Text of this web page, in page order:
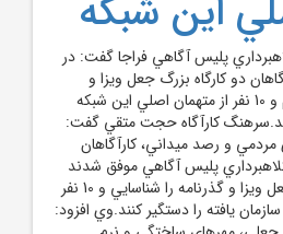
اين شبکه
پليس آگاهي فراجا گفت: در
دو کارگاه بزرگ جعل ويزا و
گذرنامه شناسايي و منهدم و 10 نفر از متهمان اصلي اين شبکه
کارآگاه حجت متقي گفت:
و رصد ميداني، کارآگاهان
پليس آگاهي موفق شدند
دو کارگاه فعال در زمينه جعل ويزا و گذرنامه را شناسايي و 10 نفر
يافته را دستگير کنند.وي افزود: